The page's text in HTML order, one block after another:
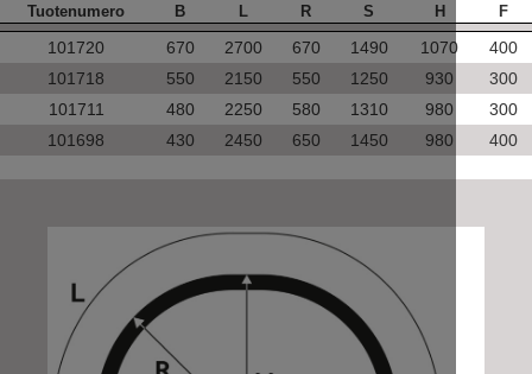
Tuotenumero B L R S H F
101720 670 2700 670 1490 1070
400
101718
550 2150 550 1250 930
300
101711
480 2250 580 1310 980
300
101698
430 2450 650 1450 980 400